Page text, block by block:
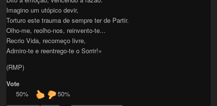
Imagino um utópico devir,
Torturo este trauma de sempre ter de Partir.
Olho-me, reolho-nos, reinvento-te...
Recrio Vida, recomeço livre,
Admiro-te e reentrego-te o Sorrir!»
(RMP)
Vote
50%
50%